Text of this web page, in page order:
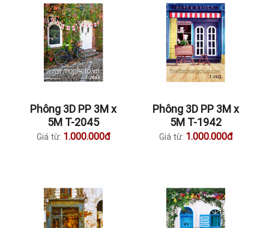
Phông 3D PP 3M x
5M T-2045
Giá từ: 1.000.000đ
Phông 3D PP 3M x
5M T-1942
Giá từ: 1.000.000đ